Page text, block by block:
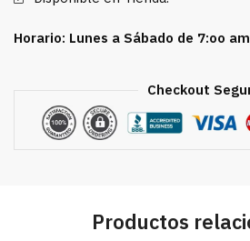
Horario: Lunes a Sábado de 7:oo
Checkout
Productos